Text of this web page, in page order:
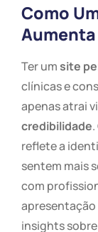
Como
Ter um site
clínicas e
apenas atrai
credibilidade
reflete a
sentem mais
com
apresentação
insights